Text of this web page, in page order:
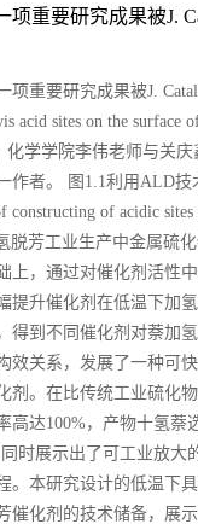
重要研究成果被J.
重要研究成果被J.
acid sites on the surface
化学学院李伟老师与关
作者。 图1.1利用ALD技
of acidic sites
脱芳工业生产中金属硫
上，通过对催化剂活性
提升催化剂在低温下加
得到不同催化剂对萘加
效关系，发展了一种可
剂。在比传统工业硫化
高达100%，产物十氢萘
时展示出了可工业放大
。本研究设计的低温下
催化剂的技术储备，展